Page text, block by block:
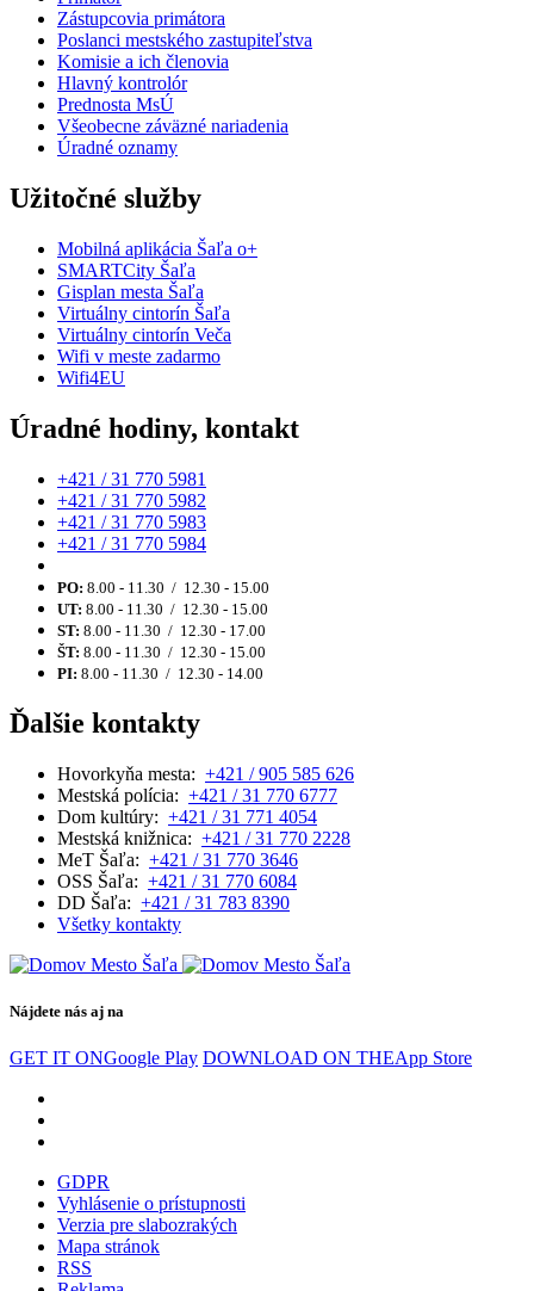
Zástupcovia primátora
Poslanci mestského zastupiteľstva
Komisie a ich členovia
Hlavný kontrolór
Prednosta MsÚ
Všeobecne záväzné nariadenia
Úradné oznamy
Užitočné služby
Mobilná aplikácia Šaľa o+
SMARTCity Šaľa
Gisplan mesta Šaľa
Virtuálny cintorín Šaľa
Virtuálny cintorín Veča
Wifi v meste zadarmo
Wifi4EU
Úradné hodiny, kontakt
+421 / 31 770 5981
+421 / 31 770 5982
+421 / 31 770 5983
+421 / 31 770 5984
PO: 8.00 - 11.30 / 12.30 - 15.00
UT: 8.00 - 11.30 / 12.30 - 15.00
ST: 8.00 - 11.30 / 12.30 - 17.00
ŠT: 8.00 - 11.30 / 12.30 - 15.00
PI: 8.00 - 11.30 / 12.30 - 14.00
Ďalšie kontakty
Hovorkyňa mesta: +421 / 905 585 626
Mestská polícia: +421 / 31 770 6777
Dom kultúry: +421 / 31 771 4054
Mestská knižnica: +421 / 31 770 2228
MeT Šaľa: +421 / 31 770 3646
OSS Šaľa: +421 / 31 770 6084
DD Šaľa: +421 / 31 783 8390
Všetky kontakty
Nájdete nás aj na
GET IT ONGoogle Play DOWNLOAD ON THEApp Store
GDPR
Vyhlásenie o prístupnosti
Verzia pre slabozrakých
Mapa stránok
RSS